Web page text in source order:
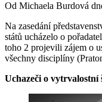
Od Michaela Burdová
Na zasedání
států ucházelo o
toho 2 projevili zájem o
všechny disciplíny
Uchazeči o vytrvalostní